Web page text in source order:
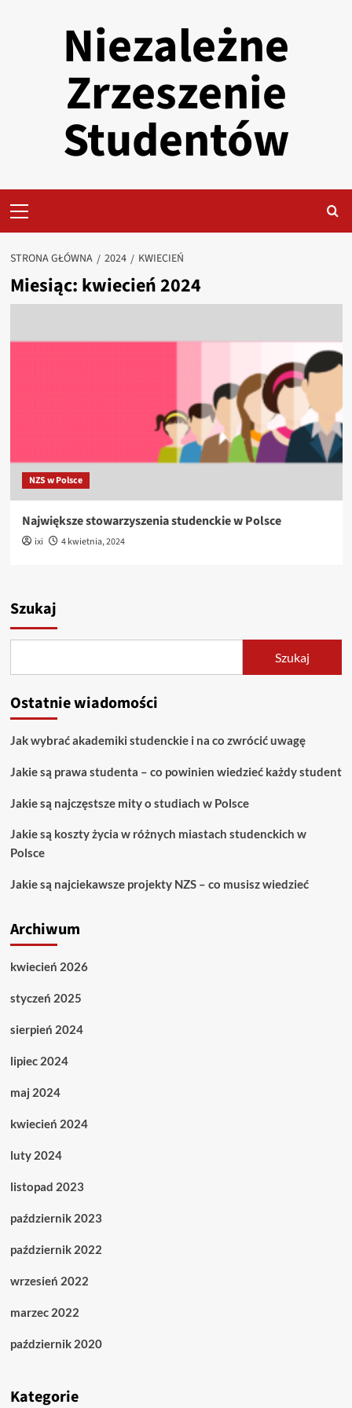
Niezależne
Zrzeszenie
Studentów
Menu
STRONA GŁÓWNA 2024 KWIECIEŃ
Miesiąc: kwiecień 2024
NZS w Polsce
Największe stowarzyszenia studenckie w Polsce
ixi 4 kwietnia, 2024
Szukaj
Szukaj
Ostatnie wiadomości
Jak wybrać akademiki studenckie i na co zwrócić uwagę
Jakie są prawa studenta – co powinien wiedzieć każdy student
Jakie są najczęstsze mity o studiach w Polsce
Jakie są koszty życia w różnych miastach studenckich w
Polsce
Jakie są najciekawsze projekty NZS – co musisz wiedzieć
Archiwum
kwiecień 2026
styczeń 2025
sierpień 2024
lipiec 2024
maj 2024
kwiecień 2024
luty 2024
listopad 2023
październik 2023
październik 2022
wrzesień 2022
marzec 2022
październik 2020
Kategorie